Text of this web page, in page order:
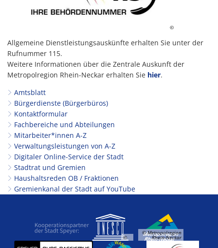
©
Allgemeine Dienstleistungsauskünfte erhalten Sie unter der
Rufnummer 115.
Weitere Informationen über die Zentrale Auskunft der
Metropolregion Rhein-Neckar erhalten Sie hier.
Amtsblatt
Bürgerdienste (Bürgerbüros)
Kontaktformular
Fachbereiche und Abteilungen
Mitarbeiter*innen A-Z
Verwaltungsleistungen von A-Z
Digitaler Online-Service der Stadt
Stadtrat und Gremien
Haushaltsreden OB / Fraktionen
Gremienkanal der Stadt auf YouTube
©
© Metropolregion
Rhein-Neckar